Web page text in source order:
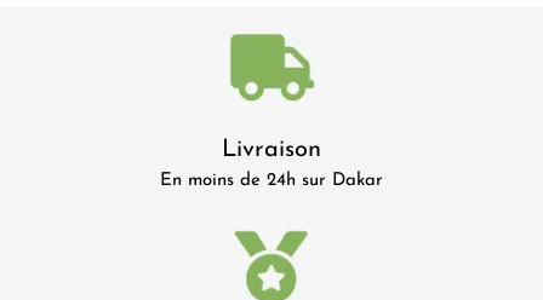
Livraison
En moins de 24h sur Dakar